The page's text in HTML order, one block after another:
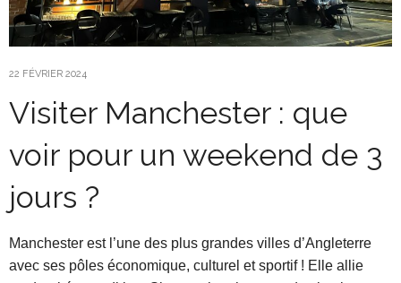
22 FÉVRIER 2024
Visiter Manchester : que
voir pour un weekend de 3
jours ?
Manchester est l’une des plus grandes villes d’Angleterre
avec ses pôles économique, culturel et sportif ! Elle allie